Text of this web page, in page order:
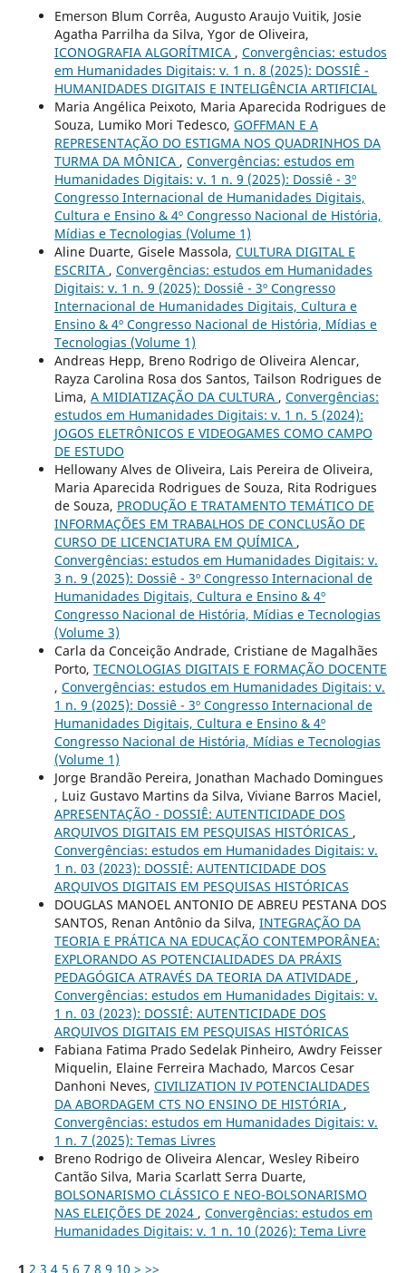
Emerson Blum Corrêa, Augusto Araujo Vuitik, Josie
Agatha Parrilha da Silva, Ygor de Oliveira,
ICONOGRAFIA ALGORÍTMICA , Convergências: estudos
em Humanidades Digitais: v. 1 n. 8 (2025): DOSSIÊ -
HUMANIDADES DIGITAIS E INTELIGÊNCIA ARTIFICIAL
Maria Angélica Peixoto, Maria Aparecida Rodrigues de
Souza, Lumiko Mori Tedesco, GOFFMAN E A
REPRESENTAÇÃO DO ESTIGMA NOS QUADRINHOS DA
TURMA DA MÔNICA , Convergências: estudos em
Humanidades Digitais: v. 1 n. 9 (2025): Dossiê - 3º
Congresso Internacional de Humanidades Digitais,
Cultura e Ensino & 4º Congresso Nacional de História,
Mídias e Tecnologias (Volume 1)
Aline Duarte, Gisele Massola, CULTURA DIGITAL E
ESCRITA , Convergências: estudos em Humanidades
Digitais: v. 1 n. 9 (2025): Dossiê - 3º Congresso
Internacional de Humanidades Digitais, Cultura e
Ensino & 4º Congresso Nacional de História, Mídias e
Tecnologias (Volume 1)
Andreas Hepp, Breno Rodrigo de Oliveira Alencar,
Rayza Carolina Rosa dos Santos, Tailson Rodrigues de
Lima, A MIDIATIZAÇÃO DA CULTURA , Convergências:
estudos em Humanidades Digitais: v. 1 n. 5 (2024):
JOGOS ELETRÔNICOS E VIDEOGAMES COMO CAMPO
DE ESTUDO
Hellowany Alves de Oliveira, Lais Pereira de Oliveira,
Maria Aparecida Rodrigues de Souza, Rita Rodrigues
de Souza, PRODUÇÃO E TRATAMENTO TEMÁTICO DE
INFORMAÇÕES EM TRABALHOS DE CONCLUSÃO DE
CURSO DE LICENCIATURA EM QUÍMICA ,
Convergências: estudos em Humanidades Digitais: v.
3 n. 9 (2025): Dossiê - 3º Congresso Internacional de
Humanidades Digitais, Cultura e Ensino & 4º
Congresso Nacional de História, Mídias e Tecnologias
(Volume 3)
Carla da Conceição Andrade, Cristiane de Magalhães
Porto, TECNOLOGIAS DIGITAIS E FORMAÇÃO DOCENTE
, Convergências: estudos em Humanidades Digitais: v.
1 n. 9 (2025): Dossiê - 3º Congresso Internacional de
Humanidades Digitais, Cultura e Ensino & 4º
Congresso Nacional de História, Mídias e Tecnologias
(Volume 1)
Jorge Brandão Pereira, Jonathan Machado Domingues
, Luiz Gustavo Martins da Silva, Viviane Barros Maciel,
APRESENTAÇÃO - DOSSIÊ: AUTENTICIDADE DOS
ARQUIVOS DIGITAIS EM PESQUISAS HISTÓRICAS ,
Convergências: estudos em Humanidades Digitais: v.
1 n. 03 (2023): DOSSIÊ: AUTENTICIDADE DOS
ARQUIVOS DIGITAIS EM PESQUISAS HISTÓRICAS
DOUGLAS MANOEL ANTONIO DE ABREU PESTANA DOS
SANTOS, Renan Antônio da Silva, INTEGRAÇÃO DA
TEORIA E PRÁTICA NA EDUCAÇÃO CONTEMPORÂNEA:
EXPLORANDO AS POTENCIALIDADES DA PRÁXIS
PEDAGÓGICA ATRAVÉS DA TEORIA DA ATIVIDADE ,
Convergências: estudos em Humanidades Digitais: v.
1 n. 03 (2023): DOSSIÊ: AUTENTICIDADE DOS
ARQUIVOS DIGITAIS EM PESQUISAS HISTÓRICAS
Fabiana Fatima Prado Sedelak Pinheiro, Awdry Feisser
Miquelin, Elaine Ferreira Machado, Marcos Cesar
Danhoni Neves, CIVILIZATION IV POTENCIALIDADES
DA ABORDAGEM CTS NO ENSINO DE HISTÓRIA ,
Convergências: estudos em Humanidades Digitais: v.
1 n. 7 (2025): Temas Livres
Breno Rodrigo de Oliveira Alencar, Wesley Ribeiro
Cantão Silva, Maria Scarlatt Serra Duarte,
BOLSONARISMO CLÁSSICO E NEO-BOLSONARISMO
NAS ELEIÇÕES DE 2024 , Convergências: estudos em
Humanidades Digitais: v. 1 n. 10 (2026): Tema Livre
1 2 3 4 5 6 7 8 9 10 > >>